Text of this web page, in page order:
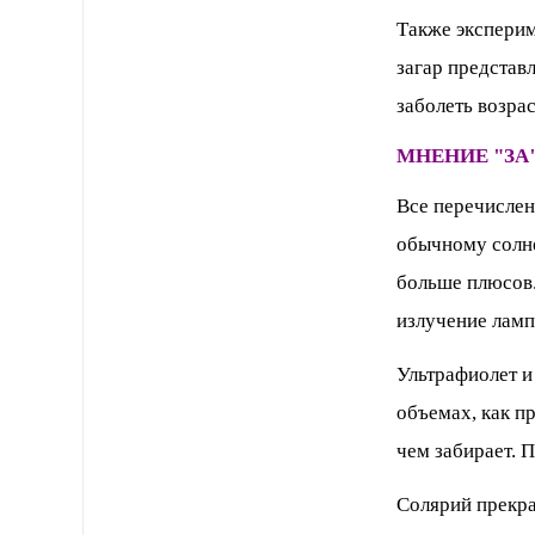
Также
загар
заболеть
МНЕНИЕ
Все
обычному
больше
излучение
Ультрафиолет
объемах, как
чем забирает.
Солярий